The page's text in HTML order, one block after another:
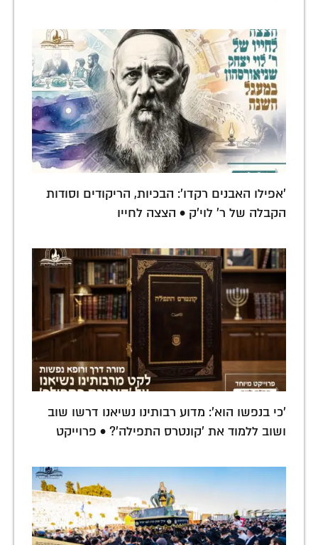
'אפילו האבנים רקדו': הבכיות, הריקודים וסודות
הקבלה של ר' לוי'ק • הצצה לחייו
'כי בנפשו הוא': מדוע רבותינו נשיאנו דרשו שוב
ושוב ללמוד את 'קונטרס התפילה'? • פרוייקט